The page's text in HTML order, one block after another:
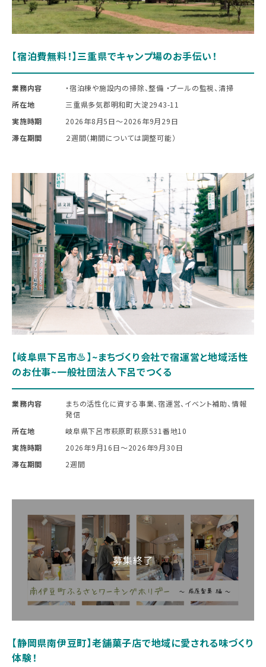
【宿泊費無料！】三重県でキャンプ場のお手伝い！
業務内容
・宿泊棟や施設内の掃除、整備 ・プールの監視、清掃
所在地
三重県多気郡明和町大淀2943-11
実施時期
2026年8月5日〜2026年9月29日
滞在期間
２週間（期間については調整可能）
【岐阜県下呂市♨︎】~まちづくり会社で宿運営と地域活性
のお仕事~一般社団法人下呂でつくる
業務内容
まちの活性化に資する事業、宿運営、イベント補助、情報
発信
所在地
岐阜県下呂市萩原町萩原531番地10
実施時期
2026年9月16日〜2026年9月30日
滞在期間
2週間
【静岡県南伊豆町】老舗菓子店で地域に愛される味づくり
体験！